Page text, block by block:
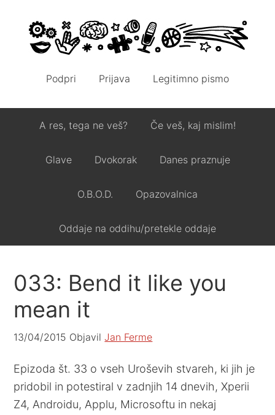
Podpri Prijava Legitimno pismo
A res, tega ne veš? Če veš, kaj mislim!
Glave Dvokorak Danes praznuje
O.B.O.D. Opazovalnica
Oddaje na oddihu/pretekle oddaje
033: Bend it like you
mean it
13/04/2015 ObjavilJan Ferme
Epizoda št. 33 o vseh Uroševih stvareh, ki jih je
pridobil in potestiral v zadnjih 14 dnevih, Xperii
Z4, Androidu, Applu, Microsoftu in nekaj